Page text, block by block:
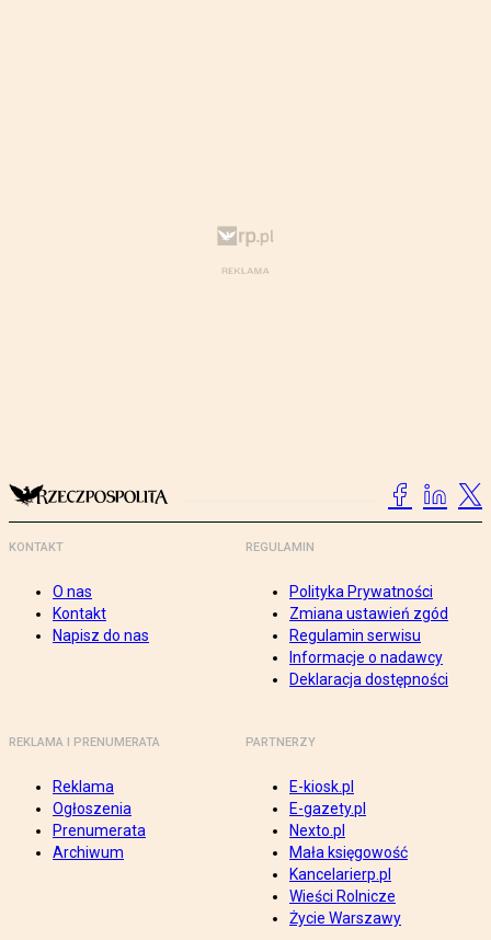
KONTAKT
O nas
Kontakt
Napisz do nas
REGULAMIN
Polityka Prywatności
Zmiana ustawień zgód
Regulamin serwisu
Informacje o nadawcy
Deklaracja dostępności
REKLAMA I PRENUMERATA
Reklama
Ogłoszenia
Prenumerata
Archiwum
PARTNERZY
E-kiosk.pl
E-gazety.pl
Nexto.pl
Mała księgowość
Kancelarierp.pl
Wieści Rolnicze
Życie Warszawy